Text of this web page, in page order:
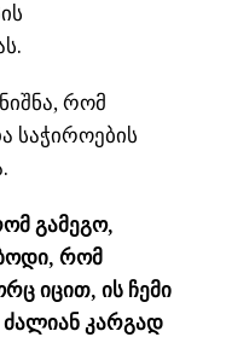
რომ
საჭიროების
გამეგო,
რომ
იცით, ის ჩემი
ძალიან კარგად